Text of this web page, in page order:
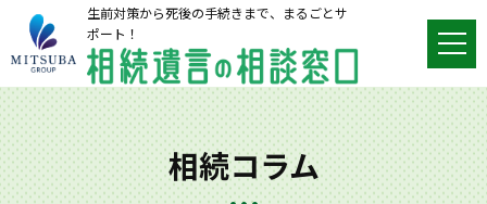
生前対策から死後の手続きまで、まるごとサ
ポート！
相続コラム